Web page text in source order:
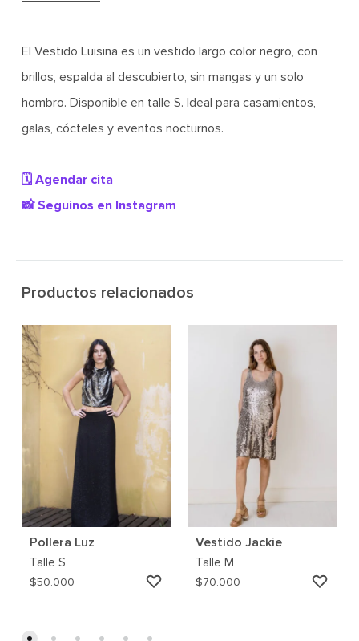
El Vestido Luisina es un vestido largo color negro, con
brillos, espalda al descubierto, sin mangas y un solo
hombro. Disponible en talle S. Ideal para casamientos,
galas, cócteles y eventos nocturnos.
🗓️ Agendar cita
📸 Seguinos en Instagram
Productos relacionados
Pollera Luz
Talle S
$50.000
AGREGAR
Vestido Jackie
Talle M
$70.000